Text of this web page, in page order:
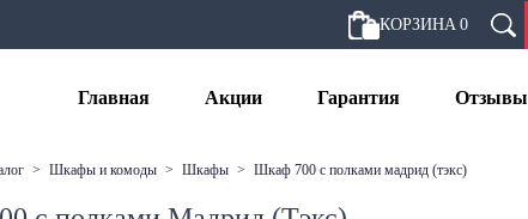
КОРЗИНА 0
Главная Акции Гарантия Отзывы
> шкафы и комоды > шкафы > шкаф 700 с полками мадрид (тэкс)